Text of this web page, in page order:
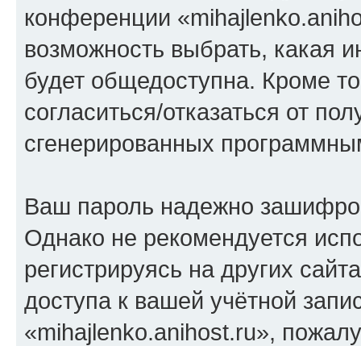
конференции
возможность выбрать, какая
будет общедоступна. Кроме
согласиться/отказаться от
сгенерированных
Ваш пароль надежно
Однако не рекомендуется
регистрируясь на других
доступа к вашей учётной
«mihajlenko.anihost.ru»,